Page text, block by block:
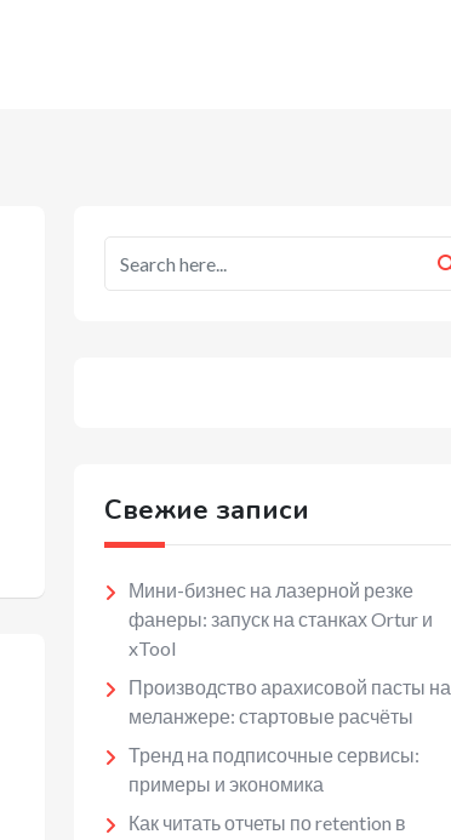
Свежие записи
Мини-бизнес на лазерной резке
фанеры: запуск на станках Ortur и
xTool
Производство арахисовой пасты на
меланжере: стартовые расчёты
Тренд на подписочные сервисы:
примеры и экономика
Как читать отчеты по retention в